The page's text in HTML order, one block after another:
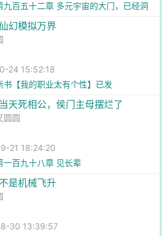
九百五十二章 多元宇宙的大门，已经洞
）幻模拟万界
24 15:52:18
书【我的职业太有个性】已发
天死相公，侯门主母摆烂了
圆圆
21 18:24:20
一百九十八章 见长辈
是机械飞升
30 13:39:57